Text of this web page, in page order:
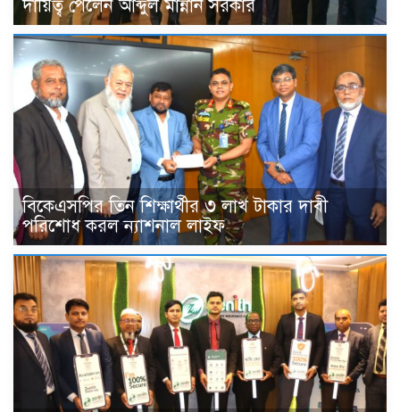
দায়িত্ব পেলেন আব্দুল মান্নান সরকার
বিকেএসপির তিন শিক্ষার্থীর ৩ লাখ টাকার দাবী
পরিশোধ করল ন্যাশনাল লাইফ